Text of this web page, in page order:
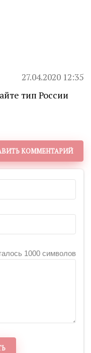
27.04.2020 12:35
тип России
КОММЕНТАРИЙ
1000 символов